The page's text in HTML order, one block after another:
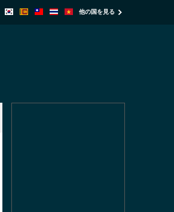
他の国を見る